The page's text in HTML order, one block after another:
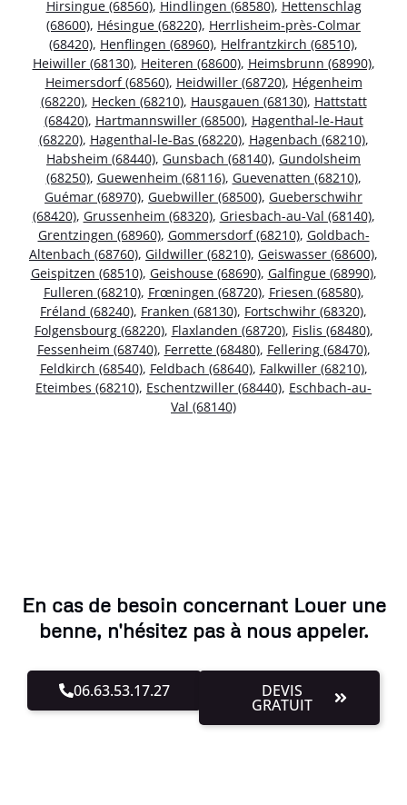
Hirsingue (68560), Hindlingen (68580), Hettenschlag
(68600), Hésingue (68220), Herrlisheim-près-Colmar
(68420), Henflingen (68960), Helfrantzkirch (68510),
Heiwiller (68130), Heiteren (68600), Heimsbrunn (68990),
Heimersdorf (68560), Heidwiller (68720), Hégenheim
(68220), Hecken (68210), Hausgauen (68130), Hattstatt
(68420), Hartmannswiller (68500), Hagenthal-le-Haut
(68220), Hagenthal-le-Bas (68220), Hagenbach (68210),
Habsheim (68440), Gunsbach (68140), Gundolsheim
(68250), Guewenheim (68116), Guevenatten (68210),
Guémar (68970), Guebwiller (68500), Gueberschwihr
(68420), Grussenheim (68320), Griesbach-au-Val (68140),
Grentzingen (68960), Gommersdorf (68210), Goldbach-
Altenbach (68760), Gildwiller (68210), Geiswasser (68600),
Geispitzen (68510), Geishouse (68690), Galfingue (68990),
Fulleren (68210), Frœningen (68720), Friesen (68580),
Fréland (68240), Franken (68130), Fortschwihr (68320),
Folgensbourg (68220), Flaxlanden (68720), Fislis (68480),
Fessenheim (68740), Ferrette (68480), Fellering (68470),
Feldkirch (68540), Feldbach (68640), Falkwiller (68210),
Eteimbes (68210), Eschentzwiller (68440), Eschbach-au-
Val (68140)
En cas de besoin concernant Louer une
benne, n'hésitez pas à nous appeler.
06.63.53.17.27 DEVIS
GRATUIT